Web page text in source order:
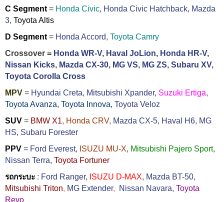
C Segment = Honda Civic, Honda Civic Hatchback, Mazda
3, Toyota Altis
D Segment = Honda Accord, Toyota Camry
Crossover = Honda WR-V, Haval JoLion, Honda HR-V,
Nissan Kicks, Mazda CX-30, MG VS, MG ZS, Subaru XV,
Toyota Corolla Cross
MPV = Hyundai Creta, Mitsubishi Xpander, Suzuki Ertiga,
Toyota Avanza, Toyota Innova, Toyota Veloz
SUV = BMW X1, Honda CRV, Mazda CX-5, Haval H6, MG
HS, Subaru Forester
PPV = Ford Everest, ISUZU MU-X, Mitsubishi Pajero Sport,
Nissan Terra, Toyota Fortuner
รถกระบะ : Ford Ranger, ISUZU D-MAX, Mazda BT-50,
Mitsubishi Triton, MG Extender, Nissan Navara, Toyota
Revo